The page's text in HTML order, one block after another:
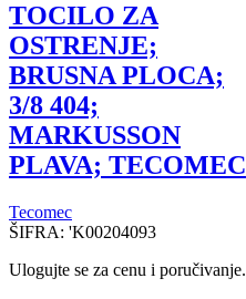
TOCILO ZA
OSTRENJE;
BRUSNA PLOCA;
3/8 404;
MARKUSSON
PLAVA; TECOMEC
Tecomec
ŠIFRA: 'K00204093
Ulogujte se za cenu i poručivanje.